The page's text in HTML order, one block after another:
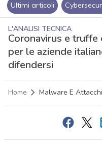
Ultimi articoli
L'ANALISI TECNICA
Coronavirus e truffe
per le aziende
difendersi
Home Malware E